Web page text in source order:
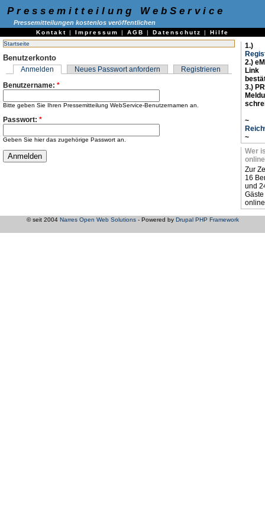
Pressemitteilung WebService
Pressemitteilungen kostenlos veröffentlichen
Kontakt | Impressum | AGB | Datenschutz | Hilfe
Startseite
Benutzerkonto
Anmelden Neues Passwort anfordern
Registrieren
Benutzername: *
Bitte geben Sie Ihren Pressemitteilung WebService-Benutzernamen an.
Passwort: *
Geben Sie hier das zugehörige Passwort an.
1.)
2.)
Link
3.)
~
~
Wer
online
Zur
16
und
Gäste
© seit 2004 Narres Open Web Solutions- Powered by Drupal PHP Framework